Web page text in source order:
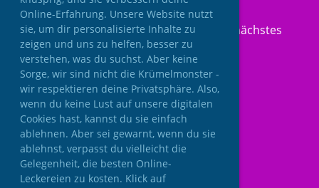
Online-Erfahrung. Unsere Website nutzt
sie, um dir personalisierte Inhalte zu
zeigen und uns zu helfen, besser zu
verstehen, was du suchst. Aber keine
Sorge, wir sind nicht die Krümelmonster -
wir respektieren deine Privatsphäre. Also,
wenn du keine Lust auf unsere digitalen
Cookies hast, kannst du sie einfach
ablehnen. Aber sei gewarnt, wenn du sie
ablehnst, verpasst du vielleicht die
Gelegenheit, die besten Online-
Leckereien zu kosten. Klick auf
Danke schön an alle HelferInnen und bis nächstes
Jahr💜🏆